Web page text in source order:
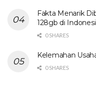
Fakta Menarik
128gb di
0 SHARES
Kelemahan
0 SHARES